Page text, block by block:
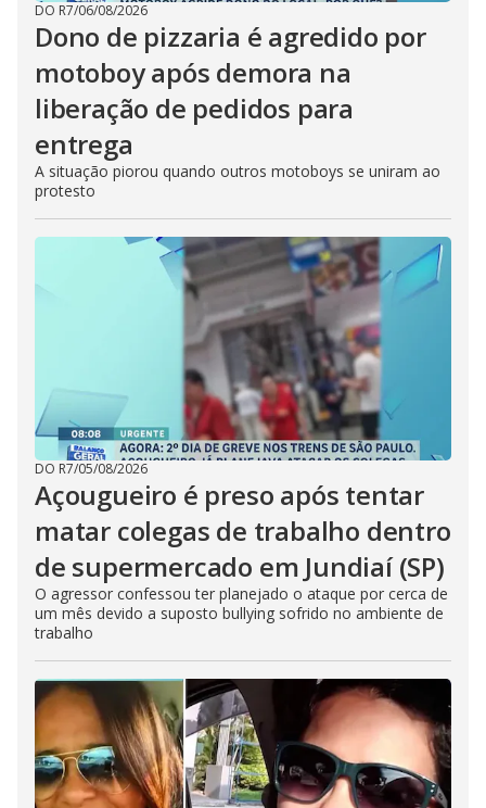
DO R7/06/08/2026
Dono de pizzaria é agredido por
motoboy após demora na
liberação de pedidos para
entrega
A situação piorou quando outros motoboys se uniram ao
protesto
DO R7/05/08/2026
Açougueiro é preso após tentar
matar colegas de trabalho dentro
de supermercado em Jundiaí (SP)
O agressor confessou ter planejado o ataque por cerca de
um mês devido a suposto bullying sofrido no ambiente de
trabalho